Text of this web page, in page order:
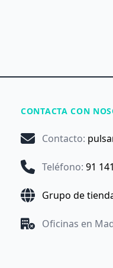
CONTACTA CON
Contacto:
Teléfono: 91
Grupo de
Oficinas en